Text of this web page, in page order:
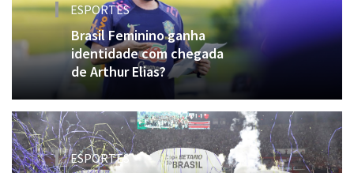
ESPORTES
Brasil Feminino ganha
identidade com chegada
de Arthur Elias?
ESPORTES